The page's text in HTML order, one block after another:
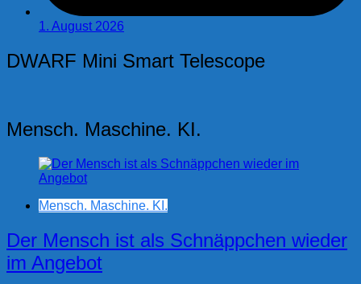
1. August 2026
DWARF Mini Smart Telescope
Mensch. Maschine. KI.
Mensch. Maschine. KI.
Der Mensch ist als Schnäppchen wieder
im Angebot